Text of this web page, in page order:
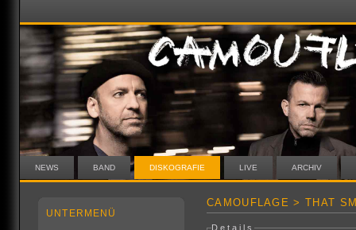
NEWS BAND DISKOGRAFIE LIVE ARCHIV
UNTERMENÜ
CAMOUFLAGE > THAT
Details